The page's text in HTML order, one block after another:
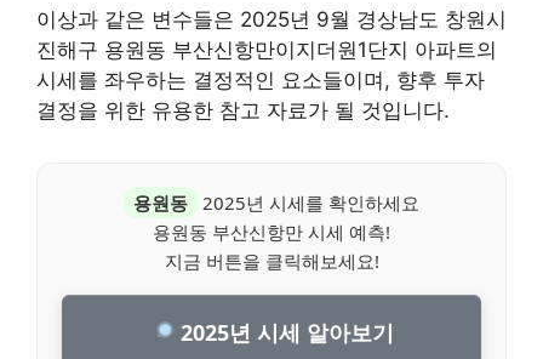
이상과 같은 변수들은 2025년 9월 경상남도 창원시
진해구 용원동 부산신항만이지더원1단지 아파트의
시세를 좌우하는 결정적인 요소들이며, 향후 투자
결정을 위한 유용한 참고 자료가 될 것입니다.
용원동 2025년 시세를 확인하세요
용원동 부산신항만 시세 예측!
지금 버튼을 클릭해보세요!
2025년 시세 알아보기